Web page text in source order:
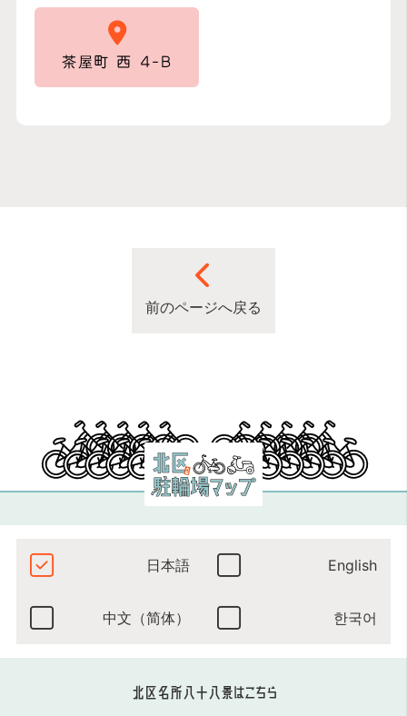
茶屋町 西 4-B
前のページへ戻る
日本語 English
中文（简体） 한국어
北区名所八十八景はこちら